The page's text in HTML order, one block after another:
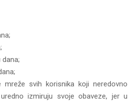
svih korisnika koji neredovno
izmiruju svoje obaveze, jer u